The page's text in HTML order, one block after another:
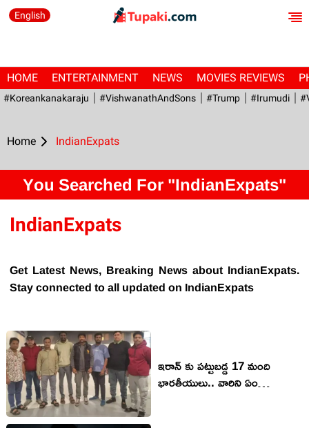
English
HOME ENTERTAINMENT NEWS MOVIES REVIEWS
#Koreankanakaraju #VishwanathAndSons #Trump #irumudi
Home IndianExpats
You Searched For "IndianExpats"
IndianExpats
Get Latest News, Breaking News about IndianExpats.
Stay connected to all updated on IndianExpats
ఇరాన్ కు పట్టుబడ్డ 17 మంది
భారతీయులు.. వారిని ఏం